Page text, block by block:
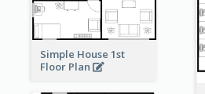
Simple House 1st
Floor Plan